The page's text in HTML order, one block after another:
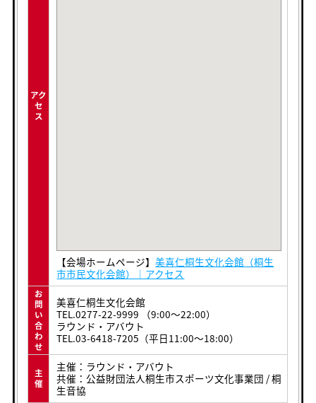
アク
セ
ス
【会場ホームページ】美喜仁桐生文化会館（桐生
市市民文化会館）｜アクセス
お
問
い
合
わ
せ
美喜仁桐生文化会館
TEL.0277-22-9999 （9:00～22:00）
ラウンド・アバウト
TEL.03-6418-7205（平日11:00～18:00）
主
催
主催：ラウンド・アバウト
共催：公益財団法人桐生市スポーツ文化事業団 / 桐
生音協